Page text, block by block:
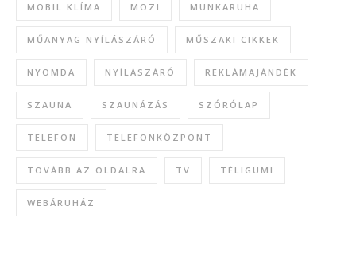
MOBIL KLÍMA MOZI MUNKARUHA
MŰANYAG NYÍLÁSZÁRÓ MŰSZAKI CIKKEK
NYOMDA NYÍLÁSZÁRÓ REKLÁMAJÁNDÉK
SZAUNA SZAUNÁZÁS SZÓRÓLAP
TELEFON TELEFONKÖZPONT
TOVÁBB AZ OLDALRA TV TÉLIGUMI
WEBÁRUHÁZ